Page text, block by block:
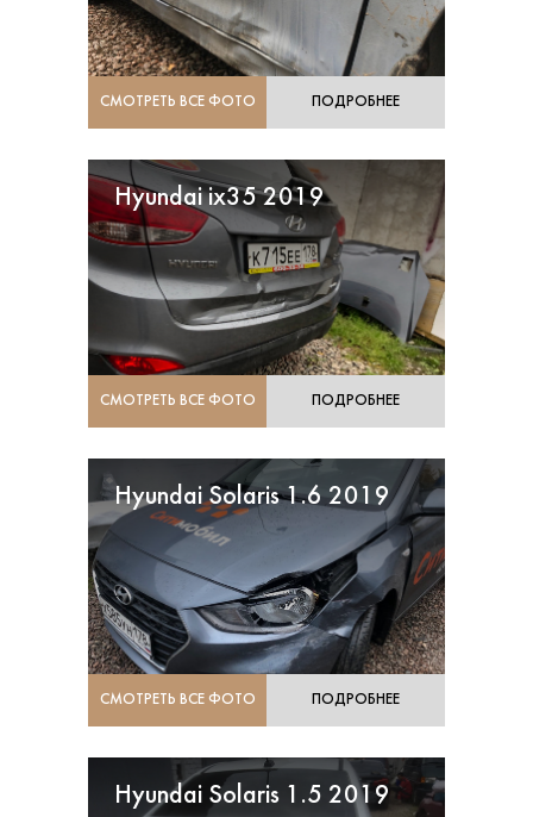
СМОТРЕТЬ ВСЕ ФОТО ПОДРОБНЕЕ
Hyundai ix35 2019
СМОТРЕТЬ ВСЕ ФОТО ПОДРОБНЕЕ
Hyundai Solaris 1.6 2019
СМОТРЕТЬ ВСЕ ФОТО ПОДРОБНЕЕ
Hyundai Solaris 1.5 2019